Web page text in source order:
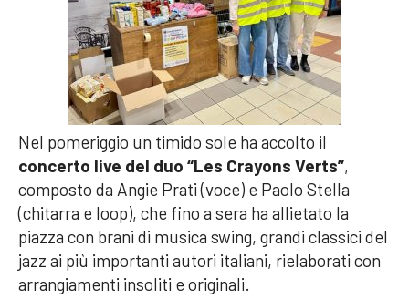
Nel pomeriggio un timido sole ha accolto il
concerto live del duo “Les Crayons Verts”,
composto da Angie Prati (voce) e Paolo Stella
(chitarra e loop), che fino a sera ha allietato la
piazza con brani di musica swing, grandi classici del
jazz ai più importanti autori italiani, rielaborati con
arrangiamenti insoliti e originali.